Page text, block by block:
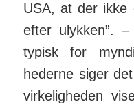
USA, at der ikke
efter ulykken”. –
typisk for
hederne siger
vir­ke­lig­heden